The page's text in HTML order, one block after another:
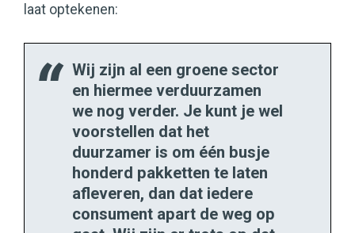
laat optekenen:
Wij zijn al een groene sector
en hiermee verduurzamen
we nog verder. Je kunt je wel
voorstellen dat het
duurzamer is om één busje
honderd pakketten te laten
afleveren, dan dat iedere
consument apart de weg op